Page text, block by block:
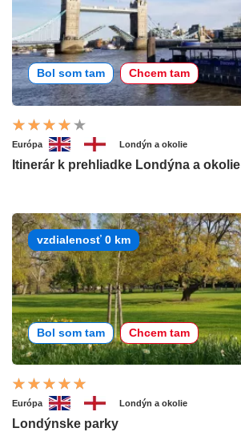
Bol som tam Chcem tam
Európa Londýn a okolie
Itinerár k prehliadke Londýna a okolie
vzdialenosť 0 km
Bol som tam Chcem tam
Európa Londýn a okolie
Londýnske parky